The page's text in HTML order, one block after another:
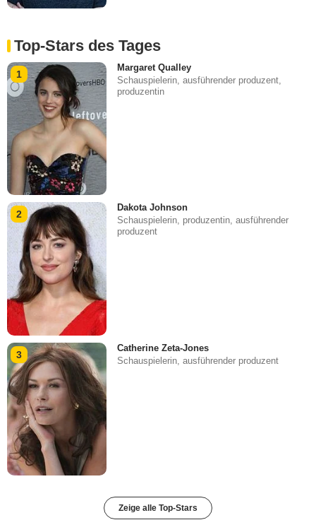
Top-Stars des Tages
1
Margaret Qualley
Schauspielerin, ausführender produzent,
produzentin
2
Dakota Johnson
Schauspielerin, produzentin, ausführender
produzent
3
Catherine Zeta-Jones
Schauspielerin, ausführender produzent
Zeige alle Top-Stars